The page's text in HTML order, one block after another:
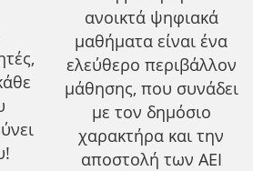
ανοικτά ψηφιακά
μαθήματα είναι ένα
ελεύθερο περιβάλλον
μάθησης, που συνάδει
με τον δημόσιο
χαρακτήρα και την
αποστολή των ΑΕΙ